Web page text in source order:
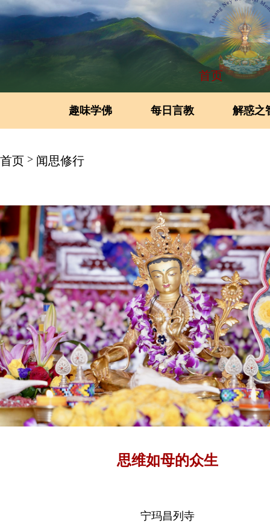
首页
趣味学佛 每日言教 解惑之
首页 > 闻思修行
思维如母的众生
宁玛昌列寺